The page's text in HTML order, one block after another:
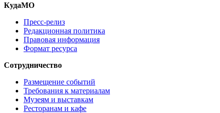
КудаМО
Пресс-релиз
Редакционная политика
Правовая информация
Формат ресурса
Сотрудничество
Размещение событий
Требования к материалам
Музеям и выставкам
Ресторанам и кафе